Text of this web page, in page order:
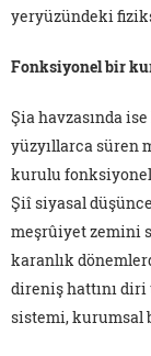
yeryüzündeki
Fonksiyonel bir
Şia havzasında
yüzyıllarca süren
kurulu
Şiî siyasal
meşrûiyet zemini
karanlık
direniş hattını
sistemi, kurumsal